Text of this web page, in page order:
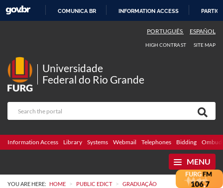
COMUNICA BR INFORMATION ACCESS
PORTUGUÊS ESPAÑOL
HIGH CONTRAST SITE MAP
Universidade
Federal do Rio Grande
Information Access Library Systems Webmail Telephones Bidding
MENU
YOU ARE HERE: HOME > PUBLIC EDICT > GRADUAÇÃO